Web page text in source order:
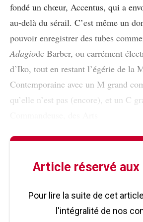
fondé un chœur, Accentus, qui a
au-delà du sérail. C’est même un
pouvoir enregistrer des tubes
Adagiode Barber, ou carrément
d’Iko, tout en restant l’égérie de la
Contemporaine avec un M grand
qu’elle n’est pas (encore), et un C
Article réservé aux
Pour lire la suite de cet
l'intégralité de nos